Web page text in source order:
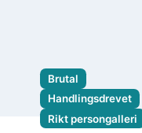
Brutal
Handlingsdrevet
Rikt persongalleri